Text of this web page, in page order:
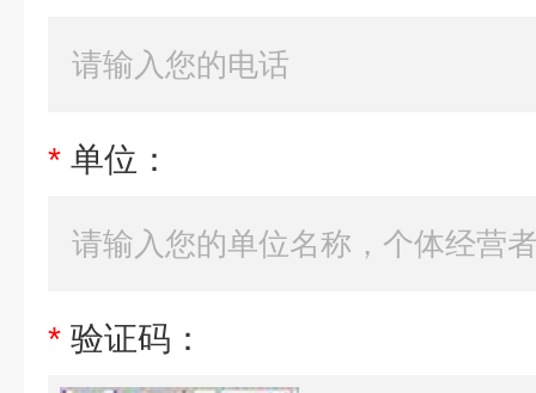
* 单位：
* 验证码：